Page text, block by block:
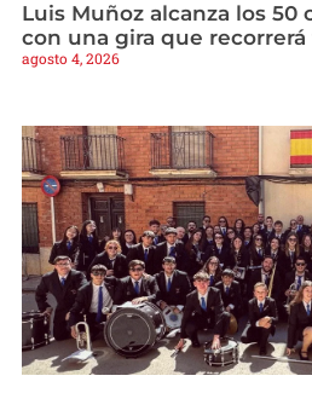
Luis Muñoz alcanza los 50
con una gira que recorrerá
agosto 4, 2026